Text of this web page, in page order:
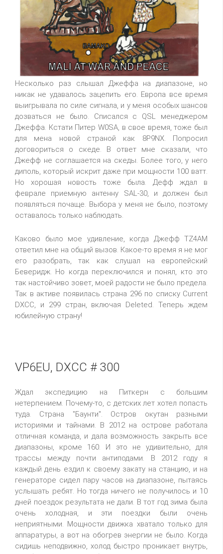
Несколько раз слышал Джеффа на диапазоне, но
никак не удавалось зацепить его. Европа все время
выигрывала по силе сигнала, и у меня особых шансов
дозваться не было. Списался с QSL менеджером
Джеффа. Кстати Питер W0SA, в свое время, тоже был
для мена новой страной как 8P9NX. Попросил
договориться о скеде. В ответ мне сказали, что
Джефф не соглашается на скеды. Более того, у него
диполь, который искрит даже при мощности 100 ватт.
Но хорошая новость тоже была. Дефф ждал в
феврале приемную антенну SAL-30, и должен был
появляться почаще. Выбора у меня не было, поэтому
оставалось только наблюдать.
Каково было мое удивление, когда Джефф TZ4AM
ответил мне на общий вызов. Какое-то время я не мог
его разобрать, так как слушал на европейский
Беверидж. Но когда переключился и понял, кто это
так настойчиво зовет, моей радости не было предела.
Так в активе появилась страна 296 по списку Current
DXCC, и 299 стран, включая Deleted. Теперь ждем
юбилейную страну!
VP6EU, DXCC # 300
Ждал экспедицию на Питкерн с большим
нетерпением. Почему-то, с детских лет хотел попасть
туда. Страна "Баунти". Остров окутан разными
историями и тайнами. В 2012 на острове работала
отличная команда, и дала возможность закрыть все
диапазоны, кроме 160. И это не удивительно, для
трассы между почти антиподами. В 2012 году я
каждый день ездил к своему закату на станцию, и на
генераторе сидел пару часов на диапазоне, пытаясь
услышать ребят. Но тогда ничего не получилось и 10
дней поездок результата не дали. В тот год зима была
очень холодная, и эти поездки были очень
неприятными. Мощности движка хватало только для
аппаратуры, а вот на обогрев энергии не было. Когда
сидишь неподвижно, холод быстро проникает внутрь,